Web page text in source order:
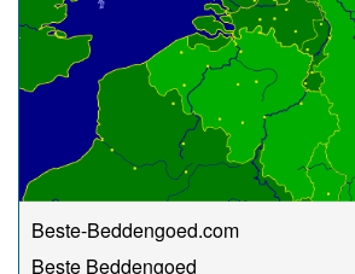
Beste-Beddengoed.com
Beste Beddengoed